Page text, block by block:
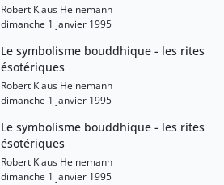
Robert Klaus Heinemann
dimanche 1 janvier 1995
Le symbolisme bouddhique - les rites
ésotériques
Robert Klaus Heinemann
dimanche 1 janvier 1995
Le symbolisme bouddhique - les rites
ésotériques
Robert Klaus Heinemann
dimanche 1 janvier 1995